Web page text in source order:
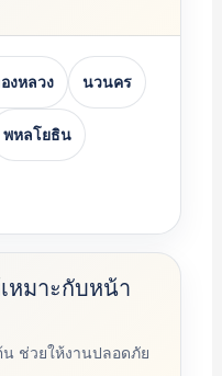
งหลวง นวนคร
พหลโยธิน
หมาะกับหน้า
น ช่วยให้งานปลอดภัย